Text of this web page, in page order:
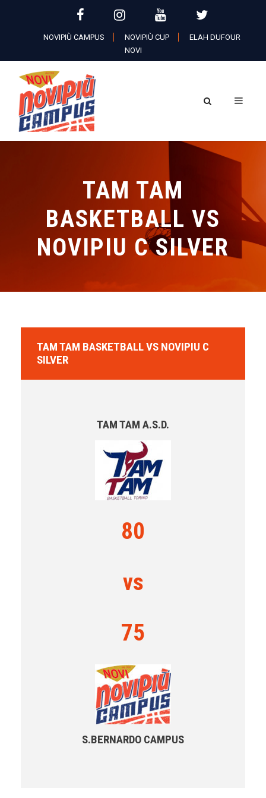
NOVIPIÙ CAMPUS NOVIPIÙ CUP
ELAH DUFOUR
NOVI
TAM TAM
BASKETBALL VS
NOVIPIU C SILVER
TAM TAM BASKETBALL VS NOVIPIU C
SILVER
TAM TAM A.S.D.
80
vs
75
S.BERNARDO CAMPUS